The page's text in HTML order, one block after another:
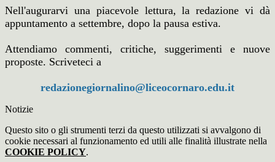
Nell'augurarvi una piacevole lettura, la redazione vi dà
appuntamento a settembre, dopo la pausa estiva.
Attendiamo commenti, critiche, suggerimenti e nuove
proposte. Scriveteci a
redazionegiornalino@liceocornaro.edu.it
Notizie
Questo sito o gli strumenti terzi da questo utilizzati si avvalgono di
cookie necessari al funzionamento ed utili alle finalità illustrate nella
COOKIE POLICY.